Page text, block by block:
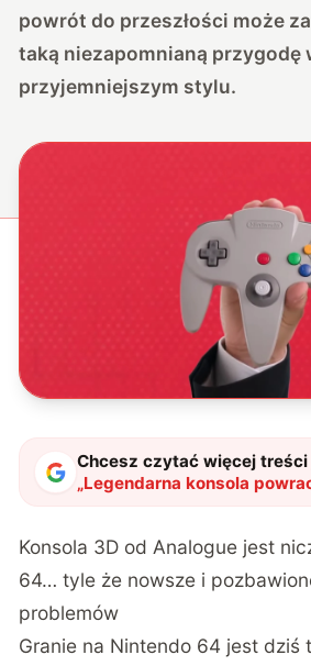
powrót do przeszłości może
taką niezapomnianą przygodę
przyjemniejszym stylu.
Chcesz czytać więcej treści
„Legendarna konsola
retro-marzenie nerdów"?
Konsola 3D od Analogue jest
64… tyle że nowsze i
problemów
Granie na Nintendo 64 jest dziś